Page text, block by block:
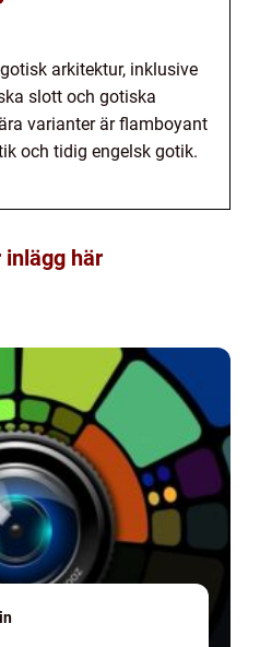
arkitektur, inklusive
slott och gotiska
varianter är flamboyant
och tidig engelsk gotik.
inlägg här